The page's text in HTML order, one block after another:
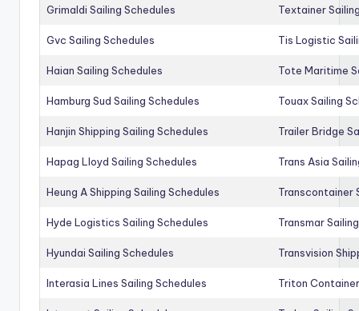
Grimaldi Sailing Schedules Textainer
Gvc Sailing Schedules Tis Logistic
Haian Sailing Schedules Tote Maritime
Hamburg Sud Sailing Schedules Touax Sailing
Hanjin Shipping Sailing Schedules Trailer Bridge
Hapag Lloyd Sailing Schedules Trans Asia
Heung A Shipping Sailing Schedules Transcontainer
Hyde Logistics Sailing Schedules Transmar
Hyundai Sailing Schedules Transvision
Interasia Lines Sailing Schedules Triton